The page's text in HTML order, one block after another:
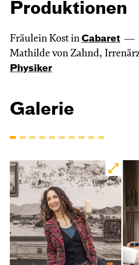
Produktionen
Fräulein Kost in Cabaret
Mathilde von Zahnd,
Physiker
Galerie